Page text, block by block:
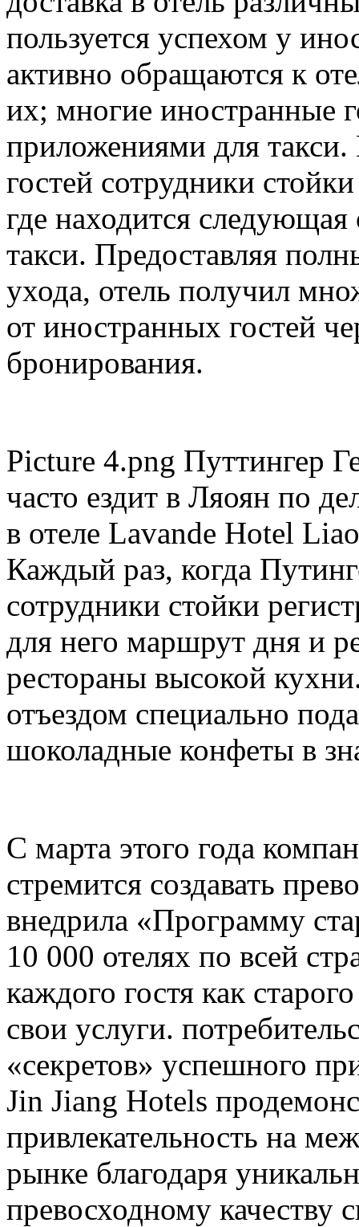
пользуется успехом у
активно обращаются к
их; многие иностранные
приложениями для
гостей сотрудники
где находится
такси. Предоставляя
ухода, отель получил
от иностранных гостей
бронирования.
Picture 4.png Путтингер
часто ездит в Ляоян по
в отеле Lavande Hotel
Каждый раз, когда
сотрудники стойки
для него маршрут дня и
рестораны высокой
отъездом специально
шоколадные конфеты в
С марта этого года
стремится создавать
внедрила «Программу
10 000 отелях по всей
каждого гостя как
свои услуги.
«секретов» успешного
Jin Jiang Hotels
привлекательность на
рынке благодаря
превосходному качеству